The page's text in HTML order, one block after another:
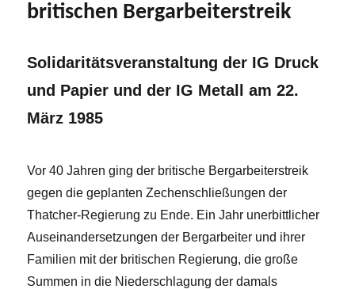
britischen Bergarbeiterstreik
Solidaritätsveranstaltung der IG Druck
und Papier und der IG Metall am 22.
März 1985
Vor 40 Jahren ging der britische Bergarbeiterstreik
gegen die geplanten Zechenschließungen der
Thatcher-Regierung zu Ende. Ein Jahr unerbittlicher
Auseinandersetzungen der Bergarbeiter und ihrer
Familien mit der britischen Regierung, die große
Summen in die Niederschlagung der damals